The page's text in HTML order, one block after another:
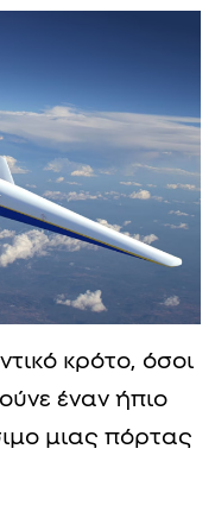
κρότο, όσοι
έναν ήπιο
μιας πόρτας